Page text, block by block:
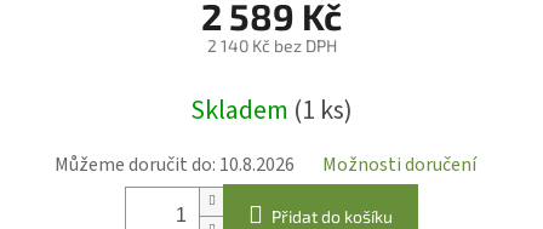
2 589 Kč
2 140 Kč bez DPH
cena:
Skladem (1 ks)
Můžeme doručit do: 10.8.2026 Možnosti doručení
Přidat do košíku